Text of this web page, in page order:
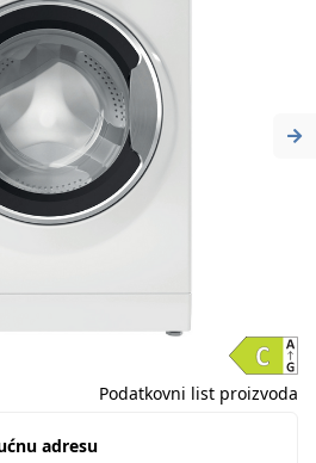
Podatkovni list proizvoda
adresu